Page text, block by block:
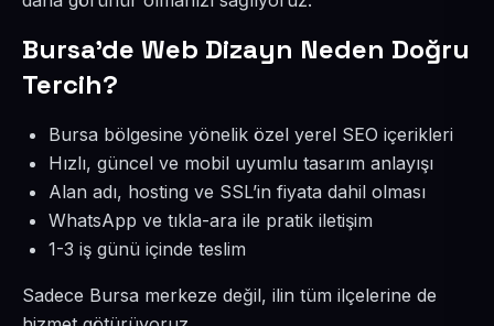
Bursa’de Web Dizayn Neden Doğru
Tercih?
Bursa bölgesine yönelik özel yerel SEO içerikleri
Hızlı, güncel ve mobil uyumlu tasarım anlayışı
Alan adı, hosting ve SSL’in fiyata dahil olması
WhatsApp ve tıkla-ara ile pratik iletişim
1-3 iş günü içinde teslim
Sadece Bursa merkeze değil, ilin tüm ilçelerine de